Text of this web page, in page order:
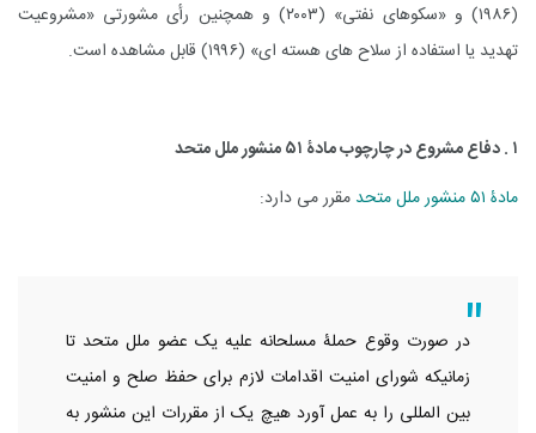
(۱۹۸۶) و «سکوهای نفتی» (۲۰۰۳) و همچنین رأی مشورتی «مشروعیت
تهدید یا استفاده از سلاح های هسته ای» (۱۹۹۶) قابل مشاهده است.
۱ . دفاع مشروع در چارچوب مادۀ ۵۱ منشور ملل متحد
مادۀ ۵۱ منشور ملل متحد
مقرر می دارد:
در صورت وقوع حملۀ مسلحانه علیه یک عضو ملل متحد تا
زمانیکه شورای امنیت اقدامات لازم برای حفظ صلح و امنیت
بین المللی را به عمل آورد هیچ یک از مقررات این منشور به